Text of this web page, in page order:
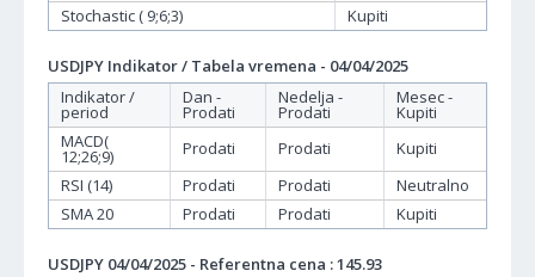
Stochastic ( 9;6;3)
Kupiti
USDJPY Indikator / Tabela vremena - 04/04/2025
Indikator /
period
Dan -
Prodati
Nedelja -
Prodati
Mesec -
Kupiti
MACD(
12;26;9) Prodati Prodati
Kupiti
RSI (14)
Prodati Prodati
Neutralno
SMA 20
Prodati Prodati Kupiti
USDJPY 04/04/2025 - Referentna cena : 145.93